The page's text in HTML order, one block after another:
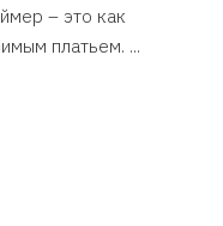
– это как
платьем. ...